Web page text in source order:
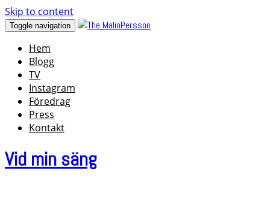
Skip to content
Toggle navigation
Hem
Blogg
TV
Instagram
Föredrag
Press
Kontakt
Vid min säng